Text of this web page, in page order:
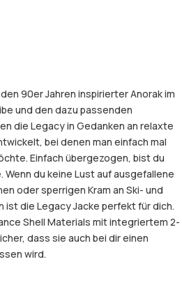
90er Jahren inspirierter Anorak im
und den dazu passenden
die Legacy in Gedanken an relaxte
bei denen man einfach mal
Einfach übergezogen, bist du
du keine Lust auf ausgefallene
oder sperrigen Kram an Ski- und
ist die Legacy Jacke perfekt für dich.
Shell Materials mit integriertem 2-
dass sie auch bei dir einen
wird.